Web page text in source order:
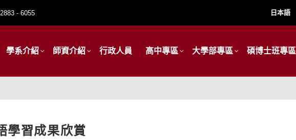
- 6055 日本語
學系介紹 師資介紹 行政人員 高中專區 大學部專區 碩博士班專區
學習成果欣賞